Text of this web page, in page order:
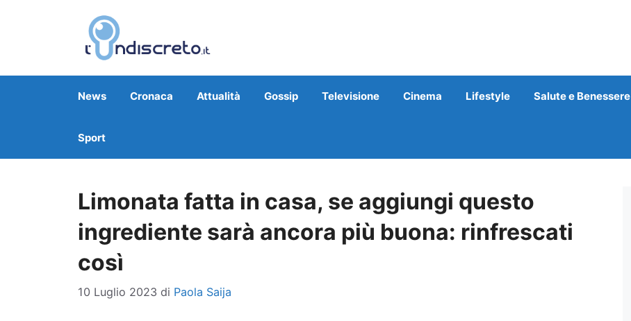
News Cronaca Attualità Gossip Televisione Cinema Lifestyle Salute e Benessere
Sport
Limonata fatta in casa, se aggiungi questo
ingrediente sarà ancora più buona: rinfrescati
così
10 Luglio 2023 di Paola Saija